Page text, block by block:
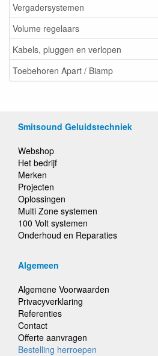
Vergadersystemen
Volume regelaars
Kabels, pluggen en verlopen
Toebehoren Apart / Biamp
Smitsound Geluidstechniek
Webshop
Het bedrijf
Merken
Projecten
Oplossingen
Multi Zone systemen
100 Volt systemen
Onderhoud en Reparaties
Algemeen
Algemene Voorwaarden
Privacyverklaring
Referenties
Contact
Offerte aanvragen
Bestelling herroepen